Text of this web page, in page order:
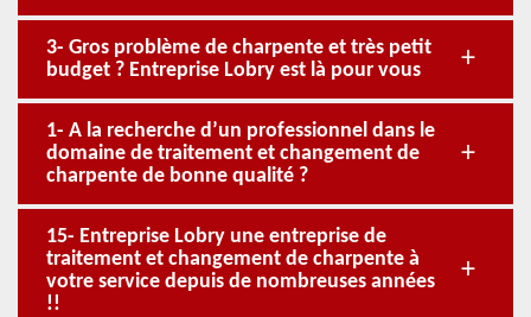
3- Gros problème de charpente et très petit
budget ? Entreprise Lobry est là pour vous
1- A la recherche d’un professionnel dans le
domaine de traitement et changement de
charpente de bonne qualité ?
15- Entreprise Lobry une entreprise de
traitement et changement de charpente à
votre service depuis de nombreuses années
!!